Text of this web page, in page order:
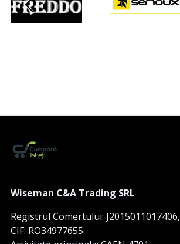
Wiseman C&A Trading SRL
Registrul Comertului: J2015011017406,
CIF: RO34977655